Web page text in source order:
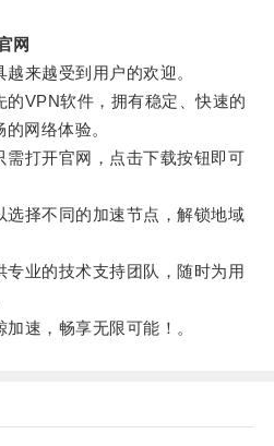
网
来越受到用户的欢迎。
VPN软件，拥有稳定、快速的
网络体验。
打开官网，点击下载按钮即可
择不同的加速节点，解锁地域
业的技术支持团队，随时为用
速，畅享无限可能！。